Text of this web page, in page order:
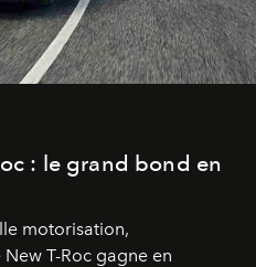
: le grand bond en
motorisation,
T-Roc gagne en